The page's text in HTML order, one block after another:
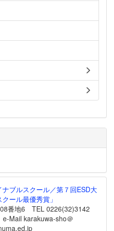
ブルスクール／第７回ESD大
ール最優秀賞」
番地6 TEL 0226(32)3142
Mail karakuwa-sho＠